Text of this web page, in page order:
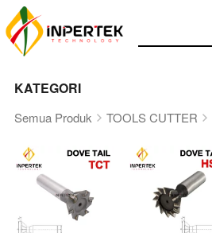
KATEGORI
Semua Produk TOOLS CUTTER